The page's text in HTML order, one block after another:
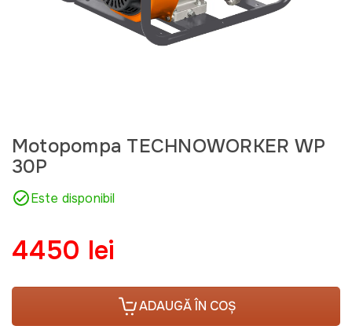
Motopompa TECHNOWORKER WP
30P
Este disponibil
4450 lei
ADAUGĂ ÎN COȘ